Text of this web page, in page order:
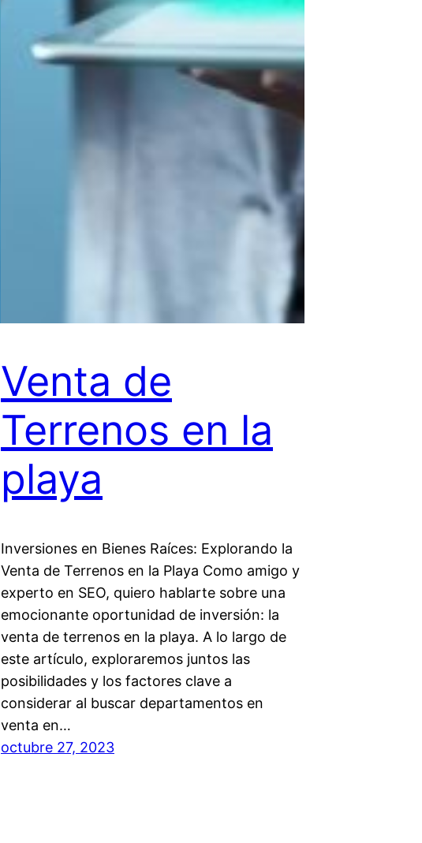
Venta de
Terrenos en la
playa
Inversiones en Bienes Raíces: Explorando la
Venta de Terrenos en la Playa Como amigo y
experto en SEO, quiero hablarte sobre una
emocionante oportunidad de inversión: la
venta de terrenos en la playa. A lo largo de
este artículo, exploraremos juntos las
posibilidades y los factores clave a
considerar al buscar departamentos en
venta en…
octubre 27, 2023